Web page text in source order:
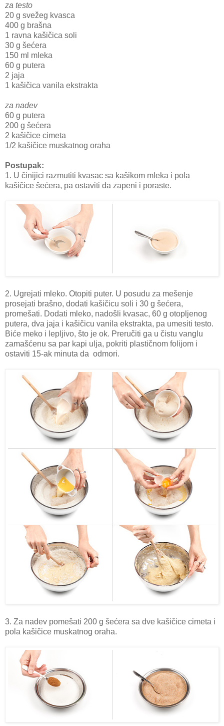
za testo
20 g svežeg kvasca
400 g brašna
1 ravna kašičica soli
30 g šećera
150 ml mleka
60 g putera
2 jaja
1 kašičica vanila ekstrakta
za nadev
60 g putera
200 g šećera
2 kašičice cimeta
1/2 kašičice muskatnog oraha
Postupak:
1. U činijici razmutiti kvasac sa kašikom mleka i pola
kašičice šećera, pa ostaviti da zapeni i poraste.
2. Ugrejati mleko. Otopiti puter. U posudu za mešenje
prosejati brašno, dodati kašičicu soli i 30 g šećera,
promešati. Dodati mleko, nadošli kvasac, 60 g otopljenog
putera, dva jaja i kašičicu vanila ekstrakta, pa umesiti testo.
Biće meko i lepljivo, što je ok. Preručiti ga u čistu vanglu
zamašćenu sa par kapi ulja, pokriti plastičnom folijom i
ostaviti 15-ak minuta da odmori.
3. Za nadev pomešati 200 g šećera sa dve kašičice cimeta i
pola kašičice muskatnog oraha.